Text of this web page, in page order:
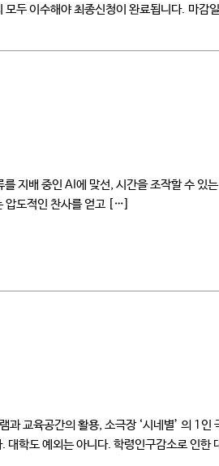
이수해야 최종신청이 완료됩니다. 마감일
지배 중인 AI에 맞선, 시간을 조작할 수 있
압도적인 찬사를 얻고 […]
과 교육공간의 활용, 소극장 ‘시네별’ 의 1
학도 예외는 아니다. 학령인구감소로 인한